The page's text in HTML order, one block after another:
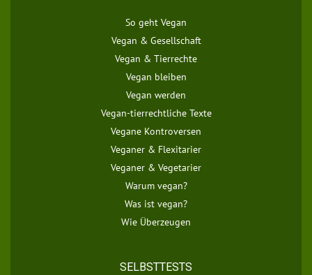
So geht Vegan
Vegan & Gesellschaft
Vegan & Tierrechte
Vegan bleiben
Vegan werden
Vegan-tierrechtliche Texte
Vegane Kontroversen
Veganer & Flexitarier
Veganer & Vegetarier
Warum vegan?
Was ist vegan?
Wie Überzeugen
SELBSTTESTS